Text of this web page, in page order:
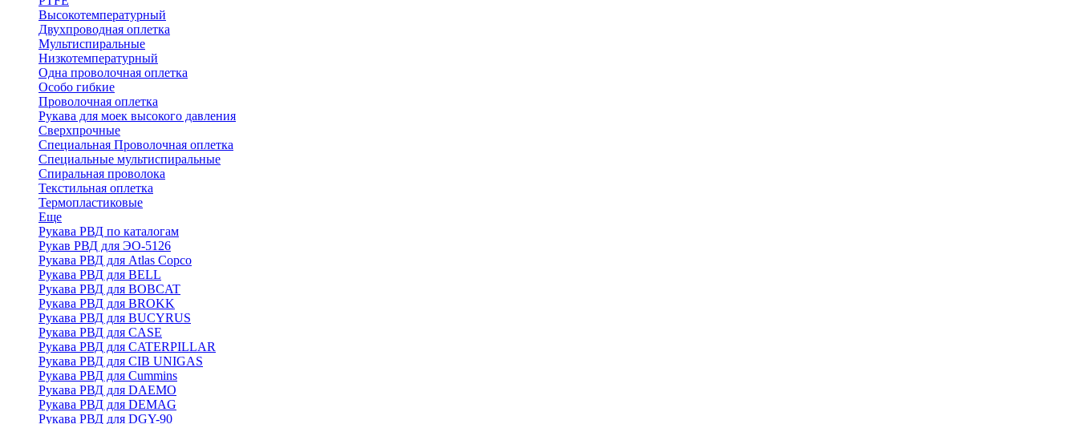
Высокотемпературный
Двухпроводная оплетка
Мультиспиральные
Низкотемпературный
Одна проволочная оплетка
Особо гибкие
Проволочная оплетка
Рукава для моек высокого давления
Сверхпрочные
Специальная Проволочная оплетка
Специальные мультиспиральные
Спиральная проволока
Текстильная оплетка
Термопластиковые
Еще
Рукава РВД по каталогам
Рукав РВД для ЭО-5126
Рукава РВД для Atlas Copco
Рукава РВД для BELL
Рукава РВД для BOBCAT
Рукава РВД для BROKK
Рукава РВД для BUCYRUS
Рукава РВД для CASE
Рукава РВД для CATERPILLAR
Рукава РВД для CIB UNIGAS
Рукава РВД для Cummins
Рукава РВД для DAEMO
Рукава РВД для DEMAG
Рукава РВД для DGY-90